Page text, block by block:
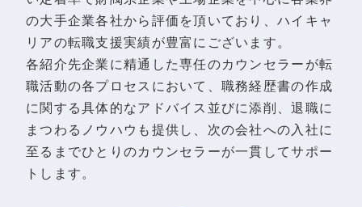
の大手企業各社から評価を頂いており、ハイキャ
リアの転職支援実績が豊富にございます。
各紹介先企業に精通した専任のカウンセラーが転
職活動の各プロセスにおいて、職務経歴書の作成
に関する具体的なアドバイス並びに添削、退職に
まつわるノウハウも提供し、次の会社への入社に
至るまでひとりのカウンセラーが一貫してサポー
トします。